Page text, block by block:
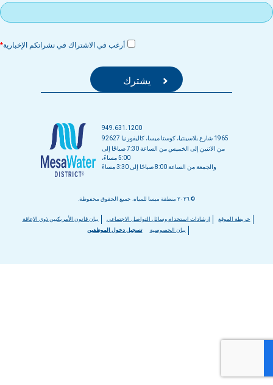
أرغب في الاشتراك في نشراتكم الإخبارية
949.631.1200
1965 شارع بلاسينتيا، كوستا ميسا، كاليفورنيا 92627
من الاثنين إلى الخميس من الساعة 7:30 صباحًا إلى
5:00 مساءً،
والجمعة من الساعة 8:00 صباحًا إلى 3:30 مساءً
قائمة
خريطة الموقع إرشادات استخدام وسائل التواصل الاجتماعي
بيان قانون الأمريكيين ذوي الإعاقة
بيان الخصوصية
تسجيل دخول الموظفين